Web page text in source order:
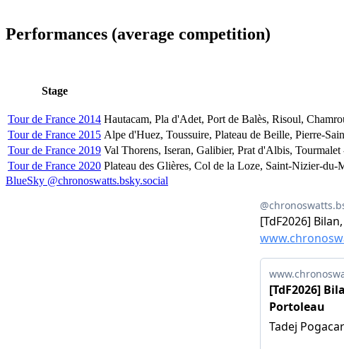
Performances (average competition)
Stage
Tour de France 2014 Hautacam, Pla d'Adet, Port de Balès, Risoul,
Tour de France 2015 Alpe d'Huez, Toussuire, Plateau de Beille, Pierre-
Tour de France 2019 Val Thorens, Iseran, Galibier, Prat d'Albis,
Tour de France 2020 Plateau des Glières, Col de la Loze, Saint-Nizier-du-
BlueSky @chronoswatts.bsky.social